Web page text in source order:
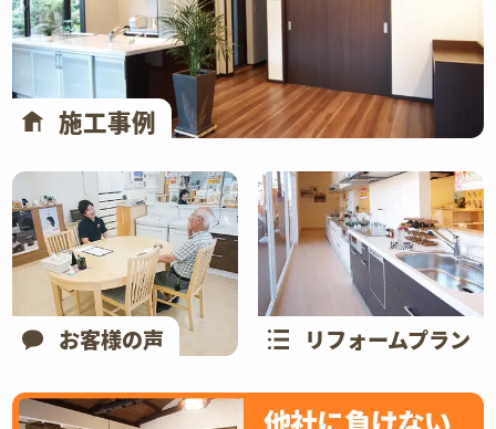
施工事例
お客様の声 リフォームプラン